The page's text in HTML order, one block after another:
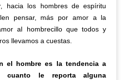
hacia los hombres de espíritu
pensar, más por amor a la
al hombrecillo que todos y
llevamos a cuestas.
el hombre es la tendencia a
cuanto le reporta alguna